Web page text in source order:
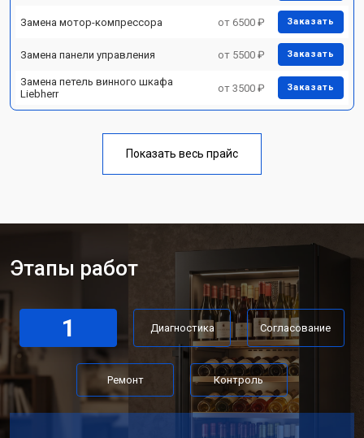
Замена мотор-компрессора от 6500 ₽ Заказать
Замена панели управления от 5500 ₽ Заказать
Замена петель винного шкафа
Liebherr
от 3500 ₽ Заказать
Показать весь прайс
Этапы работ
1 Диагностика Согласование
Ремонт Контроль